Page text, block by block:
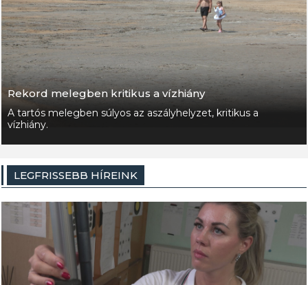
Rekord melegben kritikus a vízhiány
A tartós melegben súlyos az aszályhelyzet, kritikus a
vízhiány.
LEGFRISSEBB HÍREINK